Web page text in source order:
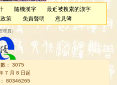
隨機漢字
最近被搜索的漢字
策 免責聲明 意見簿
理員 ）
： 3075
7 月 8 日起
80346265